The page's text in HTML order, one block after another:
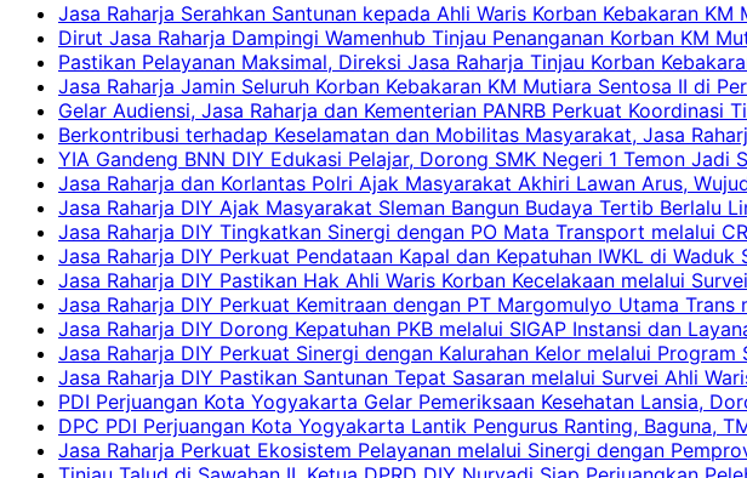
Jasa Raharja Serahkan Santunan kepada Ahli Waris Korban Kebakaran KM
Dirut Jasa Raharja Dampingi Wamenhub Tinjau Penanganan Korban KM
Pastikan Pelayanan Maksimal, Direksi Jasa Raharja Tinjau Korban
Jasa Raharja Jamin Seluruh Korban Kebakaran KM Mutiara Sentosa II di
Gelar Audiensi, Jasa Raharja dan Kementerian PANRB Perkuat Koordinasi
Berkontribusi terhadap Keselamatan dan Mobilitas Masyarakat, Jasa
YIA Gandeng BNN DIY Edukasi Pelajar, Dorong SMK Negeri 1 Temon Jadi
Jasa Raharja dan Korlantas Polri Ajak Masyarakat Akhiri Lawan Arus,
Jasa Raharja DIY Ajak Masyarakat Sleman Bangun Budaya Tertib Berlalu
Jasa Raharja DIY Tingkatkan Sinergi dengan PO Mata Transport melalui
Jasa Raharja DIY Perkuat Pendataan Kapal dan Kepatuhan IWKL di Waduk
Jasa Raharja DIY Pastikan Hak Ahli Waris Korban Kecelakaan melalui
Jasa Raharja DIY Perkuat Kemitraan dengan PT Margomulyo Utama Trans
Jasa Raharja DIY Dorong Kepatuhan PKB melalui SIGAP Instansi dan
Jasa Raharja DIY Perkuat Sinergi dengan Kalurahan Kelor melalui Program
Jasa Raharja DIY Pastikan Santunan Tepat Sasaran melalui Survei Ahli
PDI Perjuangan Kota Yogyakarta Gelar Pemeriksaan Kesehatan Lansia,
DPC PDI Perjuangan Kota Yogyakarta Lantik Pengurus Ranting, Baguna,
Jasa Raharja Perkuat Ekosistem Pelayanan melalui Sinergi dengan